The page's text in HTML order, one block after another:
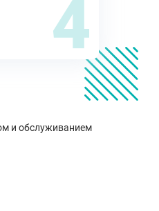
4
и обслуживанием